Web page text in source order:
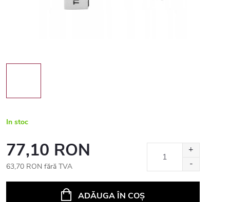
In stoc
77,10 RON
63,70 RON fără TVA
ADĂUGA ÎN COŞ